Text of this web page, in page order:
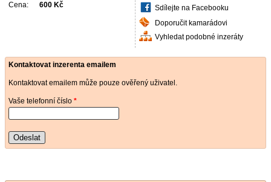
Cena: 600 Kč
Sdílejte na Facebooku
Doporučit kamarádovi
Vyhledat podobné inzeráty
Kontaktovat inzerenta emailem
Kontaktovat emailem může pouze ověřený uživatel.
Vaše telefonní číslo *
Odeslat